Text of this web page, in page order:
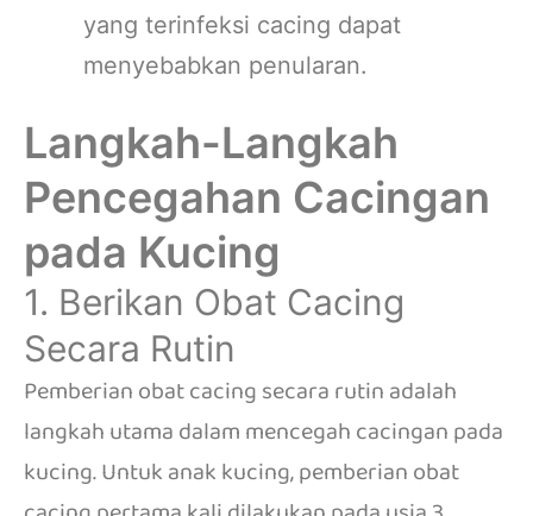
yang terinfeksi cacing dapat
menyebabkan penularan.
Langkah-Langkah
Pencegahan Cacingan
pada Kucing
1. Berikan Obat Cacing
Secara Rutin
Pemberian obat cacing secara rutin adalah
langkah utama dalam mencegah cacingan pada
kucing.Untuk anak kucing, pemberian obat